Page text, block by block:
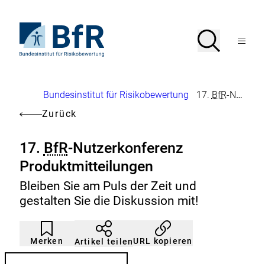
Seiteninhalt
springenStartseite
von
Suche
SucheMenü
Brotkrumennavigation
Bundesinstitut für Risikobewertung 17. BfR-Nutzerkonferenz Produktmitteilungen
Zurück
17. BfR-Nutzerkonferenz
Produktmitteilungen
Bleiben Sie am Puls der Zeit und
gestalten Sie die Diskussion mit!
Merken
Artikel
nicht
gemerkt
Durch
Klicken
der
Merkliste
Artikel teilenURL kopieren